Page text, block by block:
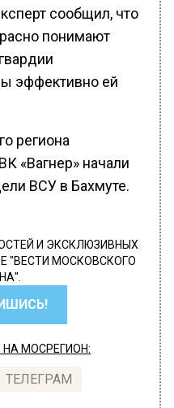
сообщил, что
понимают
эффективно ей
региона
«Вагнер» начали
ВСУ в Бахмуте.
И ЭКСКЛЮЗИВНЫХ
"ВЕСТИ МОСКОВСКОГО
МОСРЕГИОН:
ТЕЛЕГРАМ